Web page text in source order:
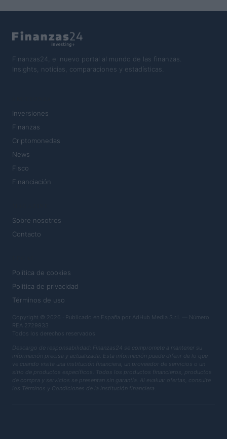
Finanzas24, el nuevo portal al mundo de las finanzas.
Insights, noticias, comparaciones y estadísticas.
Inversiones
Finanzas
Criptomonedas
News
Fisco
Financiación
Sobre nosotros
Contacto
Política de cookies
Política de privacidad
Términos de uso
Copyright © 2026 · Publicado en España por AdHub Media S.r.l. — Número
REA 2729933
Todos los derechos reservados
Descargo de responsabilidad: Finanzas24 se compromete a mantener su
información precisa y actualizada. Esta información puede diferir de lo que
ve cuando visita una institución financiera, un proveedor de servicios o un
sitio de productos específicos. Todos los productos financieros, productos
de compra y servicios se presentan sin garantía. Al evaluar ofertas, consulte
los Términos y Condiciones de la institución financiera.